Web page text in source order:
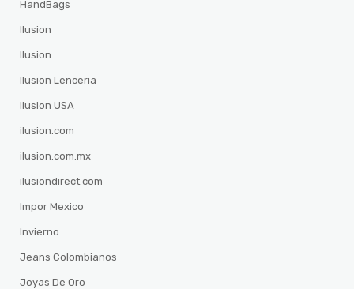
HandBags
Ilusion
Ilusion
Ilusion Lenceria
Ilusion USA
ilusion.com
ilusion.com.mx
ilusiondirect.com
Impor Mexico
Invierno
Jeans Colombianos
Joyas De Oro